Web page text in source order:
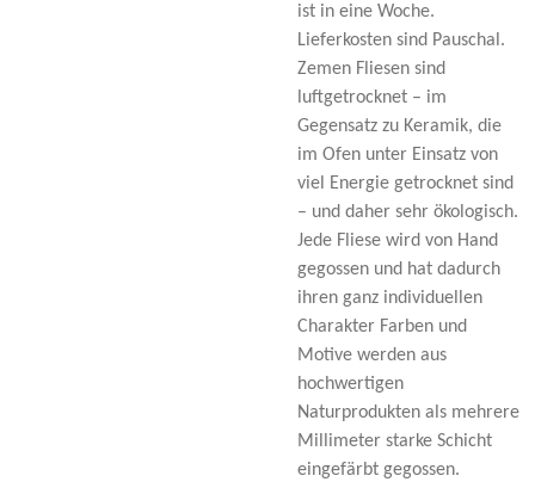
ist in eine Woche.
Lieferkosten sind Pauschal.
Zemen Fliesen sind
luftgetrocknet – im
Gegensatz zu Keramik, die
im Ofen unter Einsatz von
viel Energie getrocknet sind
– und daher sehr ökologisch.
Jede Fliese wird von Hand
gegossen und hat dadurch
ihren ganz individuellen
Charakter Farben und
Motive werden aus
hochwertigen
Naturprodukten als mehrere
Millimeter starke Schicht
eingefärbt gegossen.